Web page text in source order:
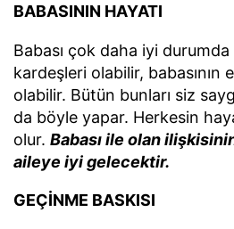
BABASININ HAYATI
Babası çok daha iyi
kardeşleri olabilir, babasının
olabilir. Bütün bunları siz
da böyle yapar. Herkesin
olur. Babası ile olan
aileye iyi gelecektir.
GEÇİNME BASKISI